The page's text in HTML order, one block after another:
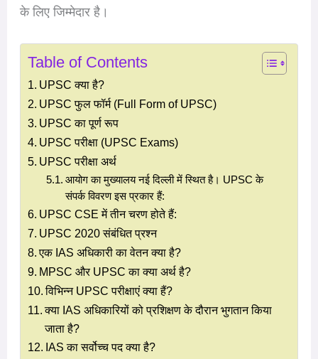
के लिए जिम्मेदार है।
Table of Contents
UPSC क्या है?
UPSC फुल फॉर्म (Full Form of UPSC)
UPSC का पूर्ण रूप
UPSC परीक्षा (UPSC Exams)
UPSC परीक्षा अर्थ
आयोग का मुख्यालय नई दिल्ली में स्थित है। UPSC के
संपर्क विवरण इस प्रकार हैं:
UPSC CSE में तीन चरण होते हैं:
UPSC 2020 संबंधित प्रश्न
एक IAS अधिकारी का वेतन क्या है?
MPSC और UPSC का क्या अर्थ है?
विभिन्न UPSC परीक्षाएं क्या हैं?
क्या IAS अधिकारियों को प्रशिक्षण के दौरान भुगतान किया
जाता है?
IAS का सर्वोच्च पद क्या है?